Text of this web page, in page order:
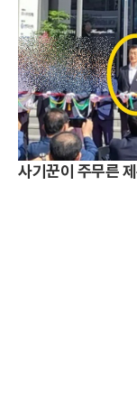
사기꾼이 주무른